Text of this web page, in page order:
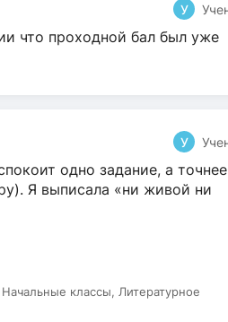
У
что проходной бал был уже
У
одно задание, а точнее
Я выписала «ни живой ни
классы, Литературное